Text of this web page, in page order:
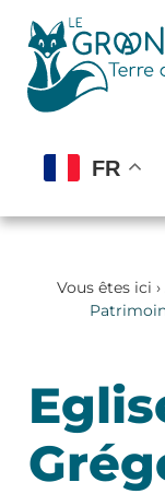
FR
Vous êtes ici ›
Panneau de